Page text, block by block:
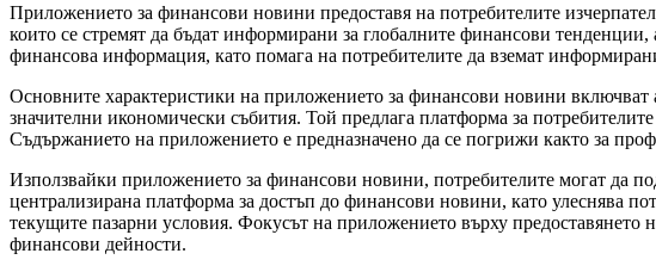
Приложението за финансови новини предоставя на потребителите
които се стремят да бъдат информирани за глобалните финансови
финансова информация, като помага на потребителите да вземат
Основните характеристики на приложението за финансови новини включват
значителни икономически събития. Той предлага платформа за
Съдържанието на приложението е предназначено да се погрижи както за
Използвайки приложението за финансови новини, потребителите могат да
централизирана платформа за достъп до финансови новини, като улеснява
текущите пазарни условия. Фокусът на приложението върху
финансови дейности.